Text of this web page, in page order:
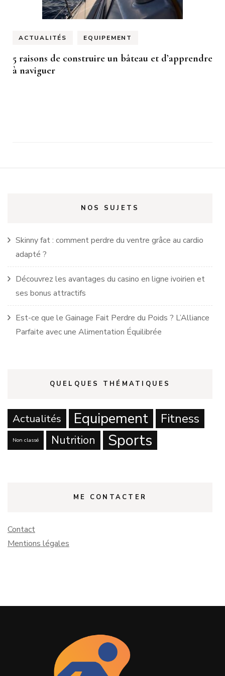
ACTUALITÉS EQUIPEMENT
5 raisons de construire un bâteau et d’apprendre
à naviguer
NOS SUJETS
Skinny fat : comment perdre du ventre grâce au cardio
adapté ?
Découvrez les avantages du casino en ligne ivoirien et
ses bonus attractifs
Est-ce que le Gainage Fait Perdre du Poids ? L’Alliance
Parfaite avec une Alimentation Équilibrée
QUELQUES THÉMATIQUES
Actualités Equipement Fitness
Non classé Nutrition Sports
ME CONTACTER
Contact
Mentions légales